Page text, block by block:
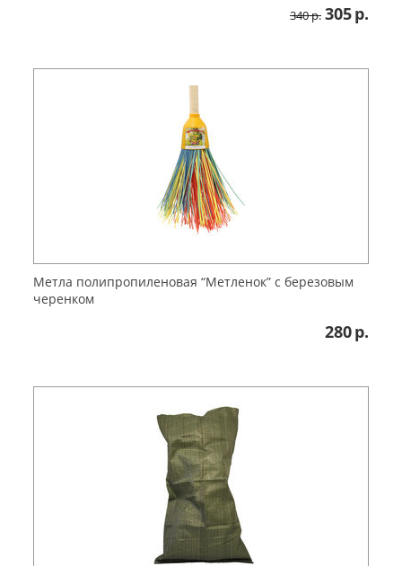
340р. 305р.
Метла полипропиленовая “Метленок” с березовым
черенком
280р.